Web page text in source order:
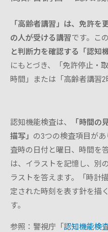
「高齢者講習」は、免許
の人が受ける講習です。こ
と判断力を確認する「認知
にもとづき、「免許停止・
時間」または「高齢者講習2
認知機能検査は、
「時間の
描写」 の3つの検査項目が
査時の日付と曜日、時間を
は、イラストを記憶し、別
ラストを答えます。「時計
定された時刻を表す針を描
す。
参照：警視庁「認知機能検